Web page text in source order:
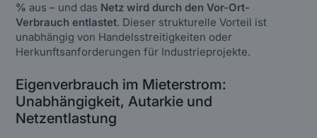
% aus – und das Netz wird durch den Vor-Ort-
Verbrauch entlastet. Dieser strukturelle Vorteil ist
unabhängig von Handelsstreitigkeiten oder
Herkunftsanforderungen für Industrieprojekte.
Eigenverbrauch im Mieterstrom:
Unabhängigkeit, Autarkie und
Netzentlastung